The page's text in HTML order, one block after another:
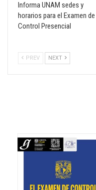
Informa UNAM sedes y
horarios para el Examen de
Control Presencial
PREV NEXT